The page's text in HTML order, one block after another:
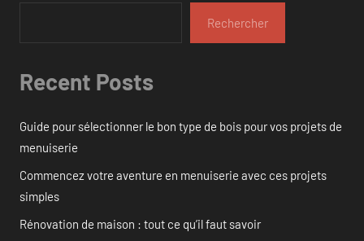
Rechercher
Recent Posts
Guide pour sélectionner le bon type de bois pour vos projets de
menuiserie
Commencez votre aventure en menuiserie avec ces projets
simples
Rénovation de maison : tout ce qu’il faut savoir